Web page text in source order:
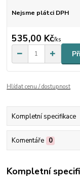
Nejsme plátci DPH
535,00 Kč/ks
Hlídat cenu / dostupnost
Kompletní specifikace
Komentáře 0
Kompletní